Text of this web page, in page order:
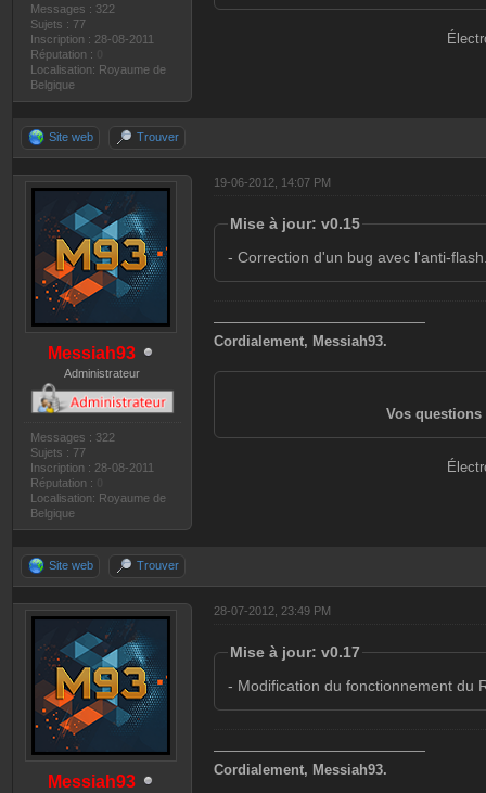
Valeurs: <armure>
- setSpeed:
Valeurs:
- setGravity:
Valeurs:
- godPlayer:
Valeurs: [temps
Messages : 322
Sujets : 77
Inscription : 28-08-2011
Réputation :
Localisation: Royaume de
Belgique
Site web Trouver
Messiah93
Administrateur
Messages : 322
Sujets : 77
Inscription : 28-08-2011
Réputation :
Localisation: Royaume de
Belgique
19-06-2012, 14:07 PM
Mise à jour: v0.15
- Correction d'un bug avec l'anti-
———————————————
Cordialement, Messiah93.
Vos questions
Site web Trouver
Messiah93
28-07-2012, 23:49 PM
Mise à jour: v0.17
- Modification du fonctionnement du
———————————————
Cordialement, Messiah93.